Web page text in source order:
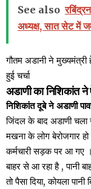
See also
अध्यक्ष, सात सेट में
गौतम अडानी ने
हुई चर्चा
अडाणी का निशिकांत
निशिकांत दूबे ने अडाणी
जिंदल के बाद अडाणी चला
मखना के लोग बेरोजगार
कर्मचारी सड़क पर आ गए
बाहर से आ रहा है,पानी
तो पैसा दिया,कोयला